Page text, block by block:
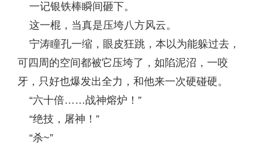
一记银铁棒瞬间砸下。
这一棍，当真是压垮八方风云。
宁涛瞳孔一缩，眼皮狂跳，本以为能躲过去，
可四周的空间都被它压垮了，如陷泥沼，一咬
牙，只好也爆发出全力，和他来一次硬碰硬。
“六十倍……战神熔炉！”
“绝技，屠神！”
“杀~”